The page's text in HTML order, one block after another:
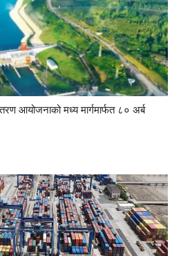
आयोजनाको मध्य मार्गमार्फत ८० अर्ब